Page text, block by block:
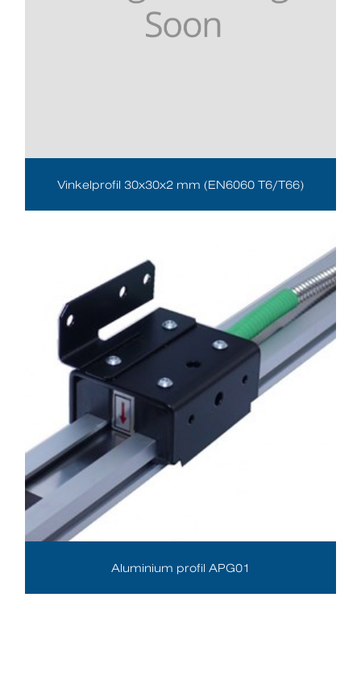
Vinkelprofil 30x30x2 mm (EN6060 T6/T66)
Aluminium profil APG01